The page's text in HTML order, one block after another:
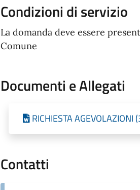
Condizioni di servizio
La domanda deve essere
Comune
Documenti e Allegati
RICHIESTA
Contatti